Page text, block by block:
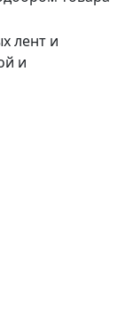
лент и
и